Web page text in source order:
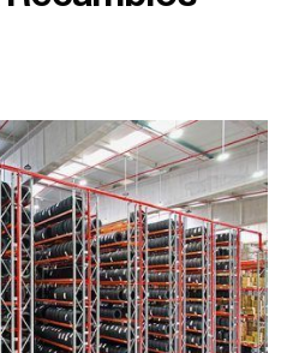
Automáticos
para
Estibas
Almacenes
Autoportantes
Automoción